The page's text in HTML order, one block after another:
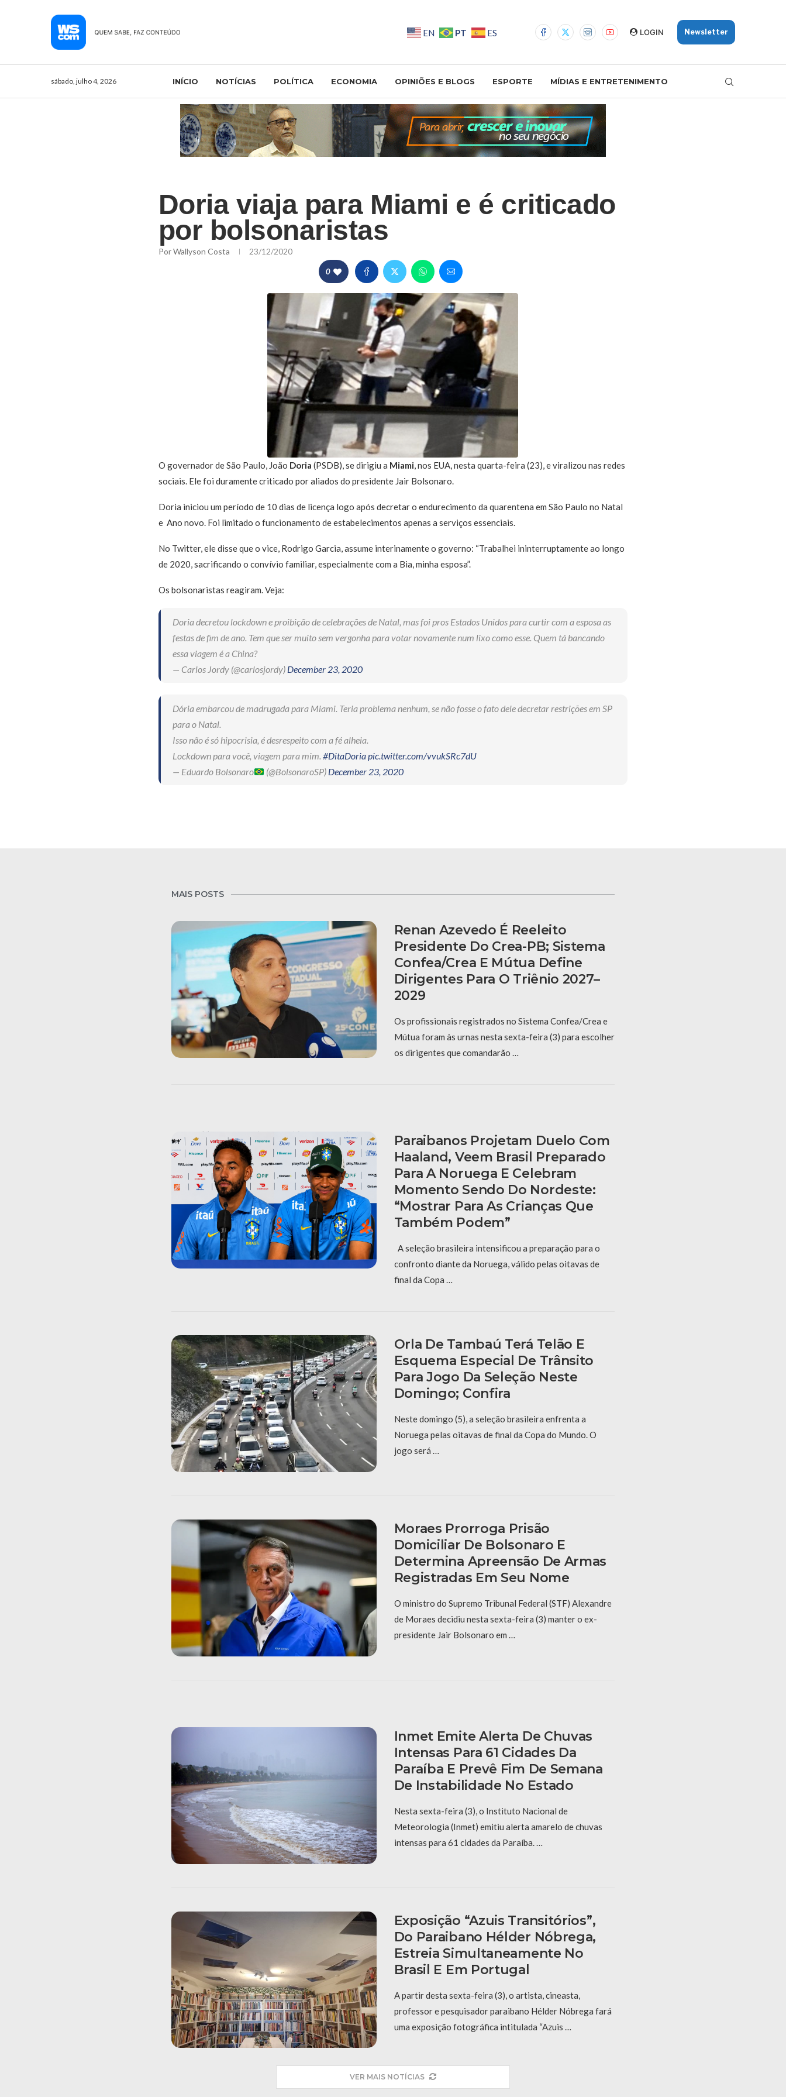
EN PT ES LOGIN Newsletter
sábado, julho 4, 2026 INÍCIO NOTÍCIAS POLÍTICA ECONOMIA OPINIÕES E BLOGS ESPORTE MÍDIAS E ENTRETENIMENTO
Doria viaja para Miami e é criticado
por bolsonaristas
PorWallyson Costa 23/12/2020
0
O governador de São Paulo, João Doria (PSDB), se dirigiu a Miami, nos EUA, nesta quarta-feira (23), e viralizou nas redes
sociais. Ele foi duramente criticado por aliados do presidente Jair Bolsonaro.
Doria iniciou um período de 10 dias de licença logo após decretar o endurecimento da quarentena em São Paulo no Natal
e Ano novo. Foi limitado o funcionamento de estabelecimentos apenas a serviços essenciais.
No Twitter, ele disse que o vice, Rodrigo Garcia, assume interinamente o governo: “Trabalhei ininterruptamente ao longo
de 2020, sacrificando o convívio familiar, especialmente com a Bia, minha esposa”.
Os bolsonaristas reagiram. Veja:
Doria decretou lockdown e proibição de celebrações de Natal, mas foi pros Estados Unidos para curtir com a esposa as
festas de fim de ano. Tem que ser muito sem vergonha para votar novamente num lixo como esse. Quem tá bancando
essa viagem é a China?
— Carlos Jordy (@carlosjordy) December 23, 2020
Dória embarcou de madrugada para Miami. Teria problema nenhum, se não fosse o fato dele decretar restrições em SP
para o Natal.
Isso não é só hipocrisia, é desrespeito com a fé alheia.
Lockdown para você, viagem para mim. #DitaDoriapic.twitter.com/vvukSRc7dU
— Eduardo Bolsonaro
(@BolsonaroSP) December 23, 2020
MAIS POSTS
Renan Azevedo É Reeleito
Presidente Do Crea-PB; Sistema
Confea/Crea E Mútua Define
Dirigentes Para O Triênio 2027–
2029
Os profissionais registrados no Sistema Confea/Crea e
Mútua foram às urnas nesta sexta-feira (3) para escolher
os dirigentes que comandarão …
Paraibanos Projetam Duelo Com
Haaland, Veem Brasil Preparado
Para A Noruega E Celebram
Momento Sendo Do Nordeste:
“Mostrar Para As Crianças Que
Também Podem”
A seleção brasileira intensificou a preparação para o
confronto diante da Noruega, válido pelas oitavas de
final da Copa …
Orla De Tambaú Terá Telão E
Esquema Especial De Trânsito
Para Jogo Da Seleção Neste
Domingo; Confira
Neste domingo (5), a seleção brasileira enfrenta a
Noruega pelas oitavas de final da Copa do Mundo. O
jogo será …
Moraes Prorroga Prisão
Domiciliar De Bolsonaro E
Determina Apreensão De Armas
Registradas Em Seu Nome
O ministro do Supremo Tribunal Federal (STF) Alexandre
de Moraes decidiu nesta sexta-feira (3) manter o ex-
presidente Jair Bolsonaro em …
Inmet Emite Alerta De Chuvas
Intensas Para 61 Cidades Da
Paraíba E Prevê Fim De Semana
De Instabilidade No Estado
Nesta sexta-feira (3), o Instituto Nacional de
Meteorologia (Inmet) emitiu alerta amarelo de chuvas
intensas para 61 cidades da Paraíba. …
Exposição “Azuis Transitórios”,
Do Paraibano Hélder Nóbrega,
Estreia Simultaneamente No
Brasil E Em Portugal
A partir desta sexta-feira (3), o artista, cineasta,
professor e pesquisador paraibano Hélder Nóbrega fará
uma exposição fotográfica intitulada “Azuis …
VER MAIS NOTÍCIAS